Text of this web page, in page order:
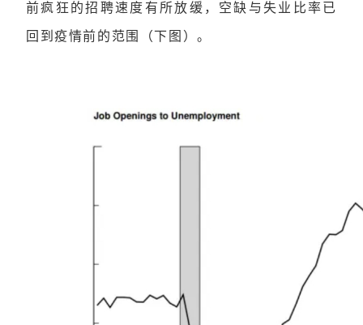
前疯狂的招聘速度有所放缓，空缺与失业比率已
回到疫情前的范围（下图）。